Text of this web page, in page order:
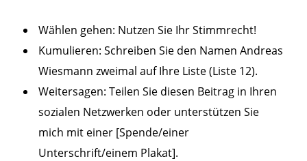
Wählen gehen: Nutzen Sie Ihr Stimmrecht!
Kumulieren: Schreiben Sie den Namen Andreas
Wiesmann zweimal auf Ihre Liste (Liste 12).
Weitersagen: Teilen Sie diesen Beitrag in Ihren
sozialen Netzwerken oder unterstützen Sie
mich mit einer [Spende/einer
Unterschrift/einem Plakat].